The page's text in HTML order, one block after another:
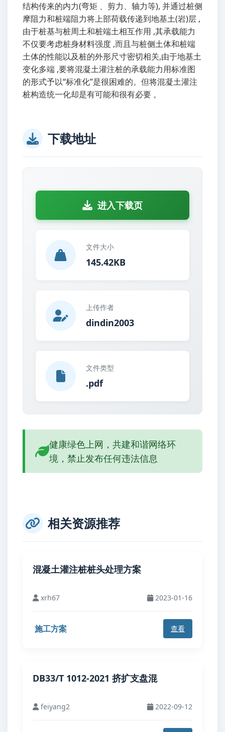
结构传来的内力(弯矩 、剪力、轴力等), 并通过桩侧
摩阻力和桩端阻力将上部荷载传递到地基土(岩)层 ,
由于桩基与桩周土和桩端土相互作用 ,其承载能力
不仅要考虑桩身材料强度 ,而且与桩侧土体和桩端
土体的性能以及桩的外形尺寸密切相关,由于地基土
变化多端 ,要将混凝土灌注桩的承载能力用标准图
的形式予以“标准化”是很困难的。但将混凝土灌注
桩构造统一化却是有可能和很有必要 。
下载地址
进入下载页
文件大小
145.42KB
上传作者
dindin2003
文件类型
.pdf
健康绿色上网，共建和谐网络环
境，禁止发布任何违法信息
相关资源推荐
混凝土灌注桩桩头处理方案
xrh67 2023-01-16
施工方案 查看
DB33/T 1012-2021 挤扩支盘混
feiyang2 2022-09-12